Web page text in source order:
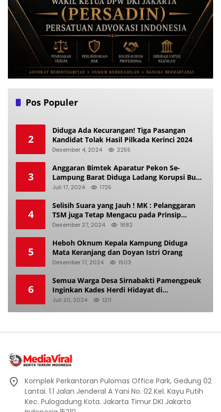
Pos Populer
2
Diduga Ada Kecurangan! Tiga Pasangan
Kandidat Tolak Hasil Pilkada Kerinci 2024
Desember 4, 2024 2255
3
Anggaran Bimtek Aparatur Pekon Se-
Lampung Barat Diduga Ladang Korupsi Buat
Makan Anak Istri
Juli 17, 2024 1725
4
Selisih Suara yang Jauh ! MK : Pelanggaran
TSM juga Tetap Mengacu pada Prinsip
Keadilan Pemilu
Desember 27, 2024 1682
5
Heboh Oknum Kepala Kampung Diduga
Mata Keranjang dan Doyan Istri Orang
Desember 17, 2024 1503
6
Semua Warga Desa Sirnabakti Pamengpeuk
Inginkan Kades Herdi Hidayat di
Berhentikan Dari Jabatan nya
Juli 20, 2024 1211
Komplek Perkantoran Pulomas Office Park, Gedung 02
Lantai. 1.1 Jalan Jenderal A Yani No. 02 Kel. Kayu Putih
Kec. Pulogadung Kota. Jakarta Timur DKI Jakarta